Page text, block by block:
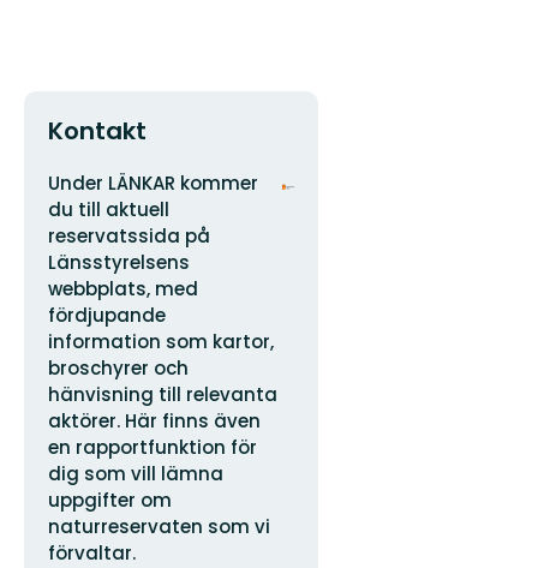
Kontakt
Adress
Under LÄNKAR kommer
du till aktuell
reservatssida på
Länsstyrelsens
webbplats, med
fördjupande
information som kartor,
broschyrer och
hänvisning till relevanta
aktörer. Här finns även
en rapportfunktion för
dig som vill lämna
uppgifter om
naturreservaten som vi
förvaltar.
Organisationens